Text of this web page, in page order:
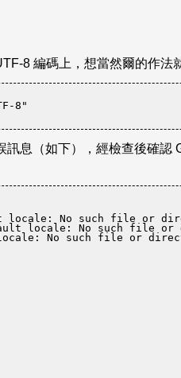
8 編碼上，想當然爾的作法
8"
息（如下），經檢查後確認
locale: No such file or
locale: No such file or
No such file or